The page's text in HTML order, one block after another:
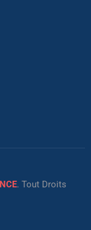
. Tout Droits